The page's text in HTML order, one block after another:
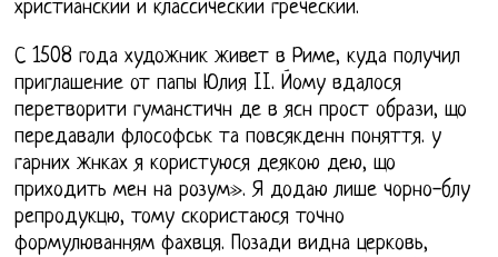
христианский и классический греческий.
С 1508 года художник живет в Риме, куда получил
приглашение от папы Юлия II. Йому вдалося
перетворити гуманстичн де в ясн прост образи, що
передавали флософськ та повсякденн поняття. у
гарних жнках я користуюся деякою дею, що
приходить мен на розум». Я додаю лише чорно-блу
репродукцю, тому скористаюся точно
формулюванням фахвця. Позади видна церковь,